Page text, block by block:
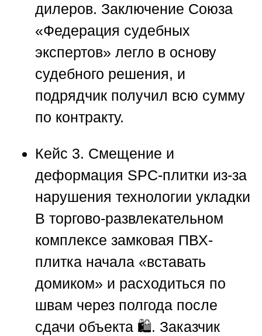
дилеров. Заключение Союза
«Федерация судебных
экспертов» легло в основу
судебного решения, и
подрядчик получил всю сумму
по контракту.
Кейс 3. Смещение и
деформация SPC-плитки из-за
нарушения технологии укладки
В торгово-развлекательном
комплексе замковая ПВХ-
плитка начала «вставать
домиком» и расходиться по
швам через полгода после
сдачи объекта 🛍️. Заказчик